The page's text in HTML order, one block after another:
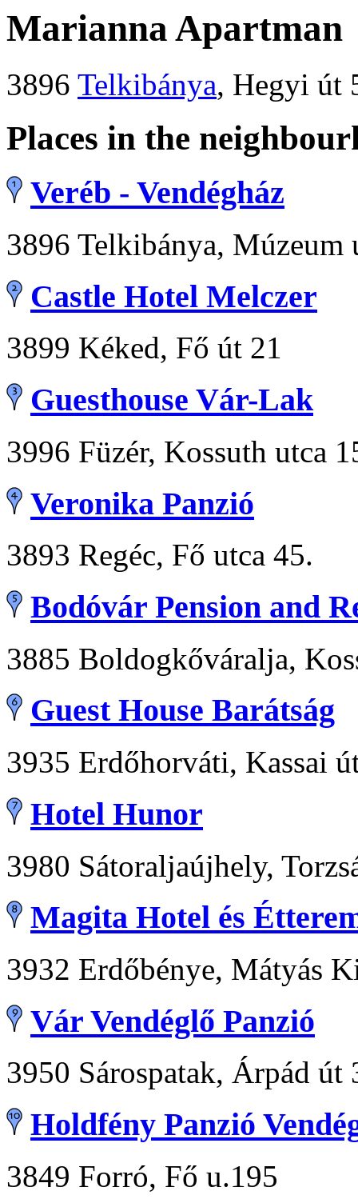
Marianna Apartman
3896 Telkibánya, Hegyi út
Places in the
Veréb - Vendégház
3896 Telkibánya, Múzeum
Castle Hotel Melczer
3899 Kéked, Fő út 21
Guesthouse Vár-Lak
3996 Füzér, Kossuth utca
Veronika Panzió
3893 Regéc, Fő utca 45.
Bodóvár Pension and
3885 Boldogkőváralja,
Guest House Barátság
3935 Erdőhorváti, Kassai
Hotel Hunor
3980 Sátoraljaújhely,
Magita Hotel és
3932 Erdőbénye, Mátyás
Vár Vendéglő Panzió
3950 Sárospatak, Árpád út
Holdfény Panzió
3849 Forró, Fő u.195